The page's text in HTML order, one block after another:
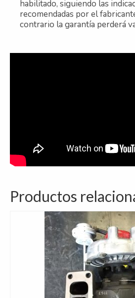
habilitado, siguiendo las
recomendadas por el
contrario la garantía perderá
Productos